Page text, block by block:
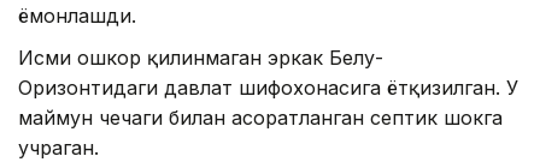
ёмонлашди.
Исми ошкор қилинмаган эркак Белу-
Оризонтидаги давлат шифохонасига ётқизилган. У
маймун чечаги билан асоратланган септик шокга
учраган.